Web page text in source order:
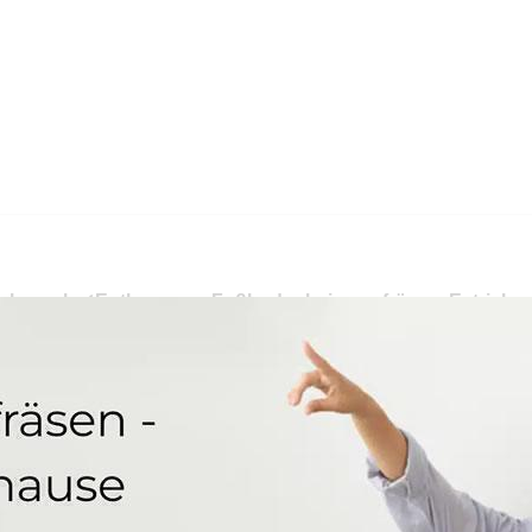
auch ✓Entkernung, Fußbodenheizung fräsen, Estrich